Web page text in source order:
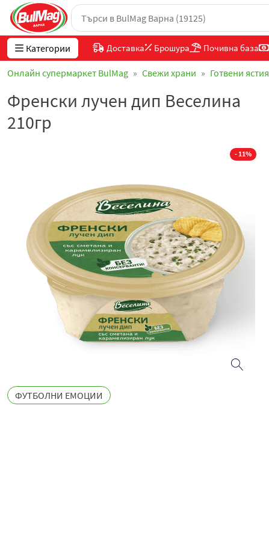
Категории Доставка Брошура Почивна база
Онлайн супермаркет BulMag Свежи храни Готвени ястия
Френски лучен дип Веселина
210гр
- 11%
ФУТБОЛНИ ЕМОЦИИ